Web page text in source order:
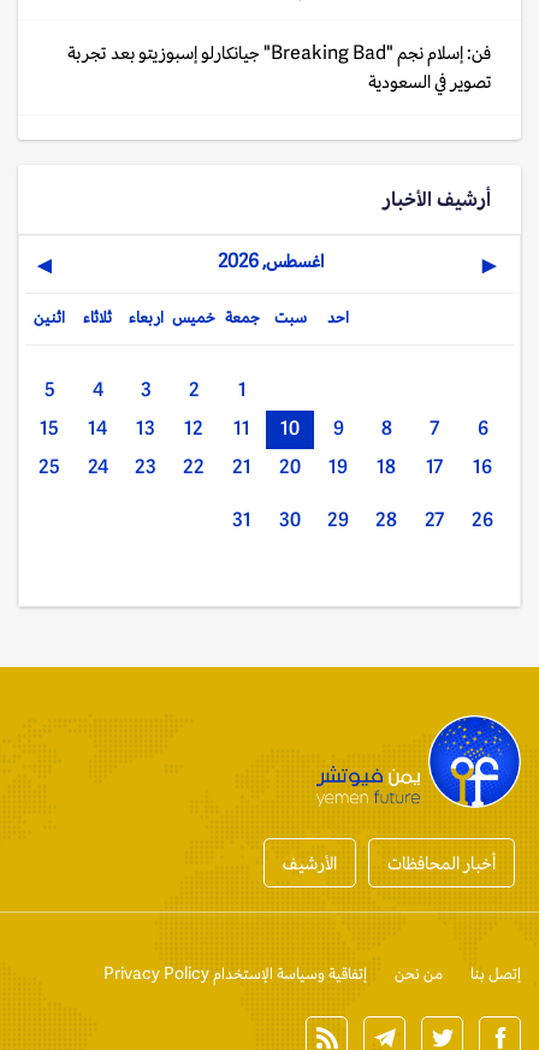
فن: إسلام نجم "Breaking Bad" جيانكارلو إسبوزيتو بعد تجربة
تصوير في السعودية
أرشيف الأخبار
◀ اغسطس, 2026 ▶
اثنين ثلاثاء اربعاء خميس جمعة سبت احد
1
2
3
4
5
6
7
8
9
10
11
12
13
14
15
16
17
18
19
20
21
22
23
24
25
26
27
28
29
30
31
أخبار المحافظات الأرشيف
إتصل بنا من نحن إتفاقية وسياسة الإستخدام Privacy Policy